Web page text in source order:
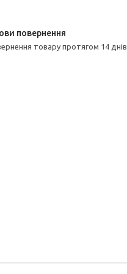
товару протягом 14 днів